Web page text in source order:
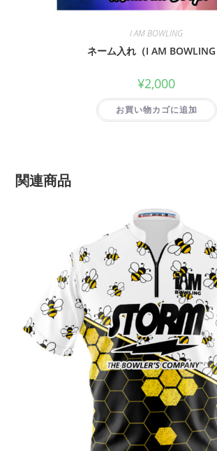
I AM BOWLING
ネーム入れ（I AM BOWLING
¥2,000
お買い物カゴに追加
関連商品